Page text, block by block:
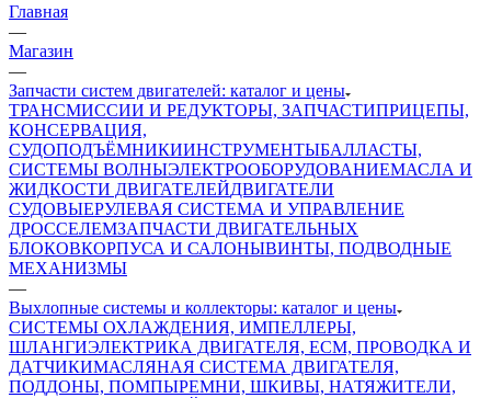
Главная
—
Магазин
—
Запчасти систем двигателей: каталог и цены
ТРАНСМИССИИ И РЕДУКТОРЫ, ЗАПЧАСТИПРИЦЕПЫ,
КОНСЕРВАЦИЯ,
СУДОПОДЪЁМНИКИИНСТРУМЕНТЫБАЛЛАСТЫ,
СИСТЕМЫ ВОЛНЫЭЛЕКТРООБОРУДОВАНИЕМАСЛА И
ЖИДКОСТИ ДВИГАТЕЛЕЙДВИГАТЕЛИ
СУДОВЫЕРУЛЕВАЯ СИСТЕМА И УПРАВЛЕНИЕ
ДРОССЕЛЕМЗАПЧАСТИ ДВИГАТЕЛЬНЫХ
БЛОКОВКОРПУСА И САЛОНЫВИНТЫ, ПОДВОДНЫЕ
МЕХАНИЗМЫ
—
Выхлопные системы и коллекторы: каталог и цены
СИСТЕМЫ ОХЛАЖДЕНИЯ, ИМПЕЛЛЕРЫ,
ШЛАНГИЭЛЕКТРИКА ДВИГАТЕЛЯ, ECM, ПРОВОДКА И
ДАТЧИКИМАСЛЯНАЯ СИСТЕМА ДВИГАТЕЛЯ,
ПОДДОНЫ, ПОМПЫРЕМНИ, ШКИВЫ, НАТЯЖИТЕЛИ,